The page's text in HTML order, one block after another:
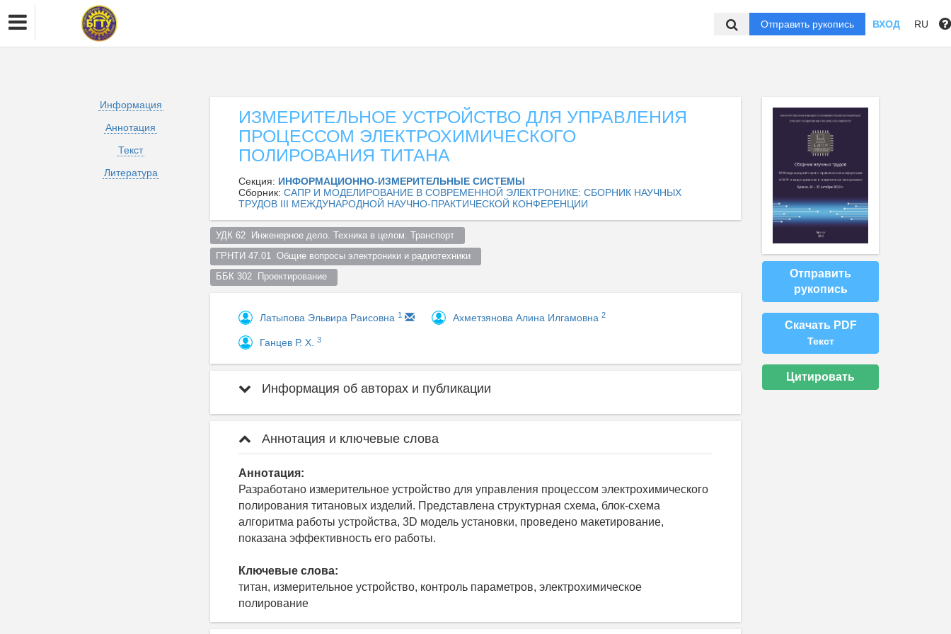
Отправить рукопись ВХОД RU
Информация
Аннотация
Текст
Литература
ИЗМЕРИТЕЛЬНОЕ УСТРОЙСТВО ДЛЯ УПРАВЛЕНИЯ
ПРОЦЕССОМ ЭЛЕКТРОХИМИЧЕСКОГО
ПОЛИРОВАНИЯ ТИТАНА
Секция: ИНФОРМАЦИОННО-ИЗМЕРИТЕЛЬНЫЕ СИСТЕМЫ
Сборник: САПР И МОДЕЛИРОВАНИЕ В СОВРЕМЕННОЙ ЭЛЕКТРОНИКЕ: СБОРНИК НАУЧНЫХ
ТРУДОВ III МЕЖДУНАРОДНОЙ НАУЧНО-ПРАКТИЧЕСКОЙ КОНФЕРЕНЦИИ
УДК 62  Инженерное дело. Техника в целом. Транспорт
ГРНТИ 47.01  Общие вопросы электроники и радиотехники
ББК 302  Проектирование
Латыпова Эльвира Раисовна 1 Ахметзянова Алина Илгамовна 2
Ганцев Р. Х. 3
Информация об авторах и публикации
Аннотация и ключевые слова
Аннотация:
Разработано измерительное устройство для управления процессом электрохимического
полирования титановых изделий. Представлена структурная схема, блок-схема
алгоритма работы устройства, 3D модель установки, проведено макетирование,
показана эффективность его работы.
Ключевые слова:
титан, измерительное устройство, контроль параметров, электрохимическое
полирование
Отправить
рукопись
Скачать PDF
Текст
Цитировать